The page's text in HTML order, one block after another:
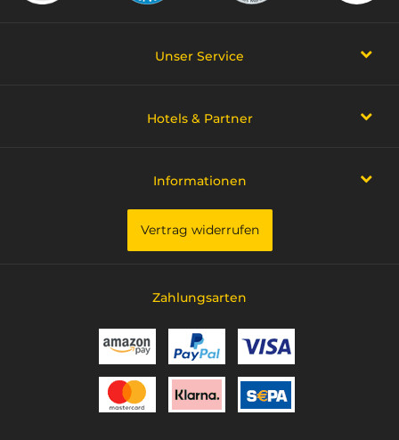
Unser Service
Hotels & Partner
Informationen
Vertrag widerrufen
Zahlungsarten